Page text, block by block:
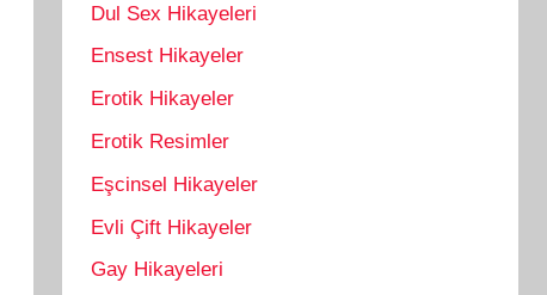
Dul Sex Hikayeleri
Ensest Hikayeler
Erotik Hikayeler
Erotik Resimler
Eşcinsel Hikayeler
Evli Çift Hikayeler
Gay Hikayeleri